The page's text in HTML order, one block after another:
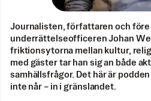
Journalisten, författaren och
underrättelseofficeren Johan
friktionsytorna mellan kultur,
med gäster tar han sig an både
samhällsfrågor. Det här är
inte når – in i gränslandet.